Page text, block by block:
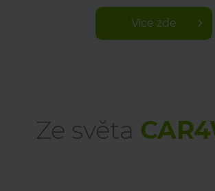
Více zde
Ze světa